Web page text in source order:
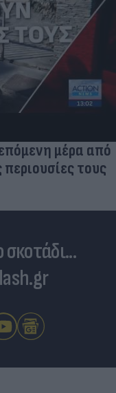
μέρα από
τους
σκοτάδι...